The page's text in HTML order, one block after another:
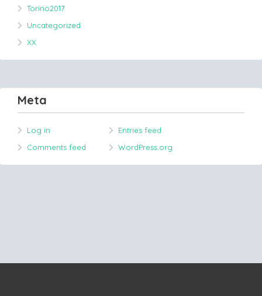
Torino2017
Uncategorized
XX
Meta
Log in
Entries feed
Comments feed
WordPress.org